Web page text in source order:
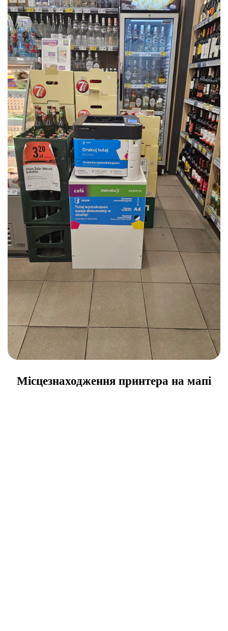
Місцезнаходження принтера на мапі